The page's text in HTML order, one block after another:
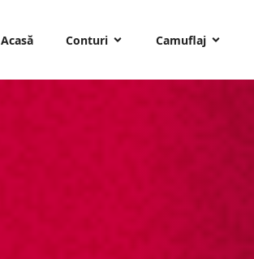
Acasă Conturi Camuflaj